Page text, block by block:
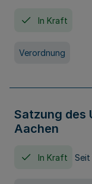
In Kraft
Verordnung
Satzung des
Aachen
In Kraft Seit